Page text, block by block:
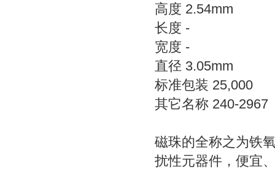
高度 2.54mm
长度 -
宽度 -
直径 3.05mm
标准包装 25,000
其它名称 240-2967
磁珠的全称之为铁
扰性元器件，便宜